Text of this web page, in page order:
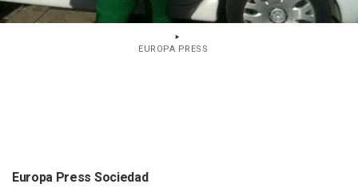
EUROPA PRESS
Europa Press Sociedad